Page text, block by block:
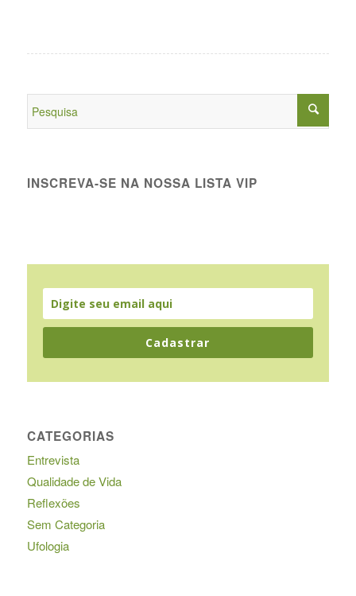
INSCREVA-SE NA NOSSA LISTA VIP
Cadastrar
CATEGORIAS
Entrevista
Qualidade de Vida
Reflexões
Sem Categoria
Ufologia